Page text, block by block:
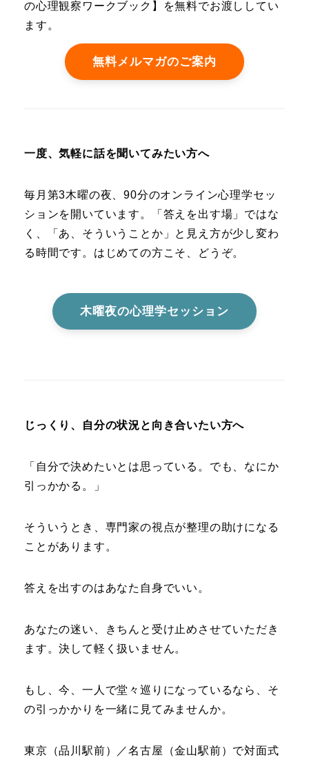
の心理観察ワークブック】を無料でお渡ししてい
ます。
無料メルマガのご案内
一度、気軽に話を聞いてみたい方へ
毎月第3木曜の夜、90分のオンライン心理学セッ
ションを開いています。「答えを出す場」ではな
く、「あ、そういうことか」と見え方が少し変わ
る時間です。はじめての方こそ、どうぞ。
木曜夜の心理学セッション
じっくり、自分の状況と向き合いたい方へ
「自分で決めたいとは思っている。でも、なにか
引っかかる。」
そういうとき、専門家の視点が整理の助けになる
ことがあります。
答えを出すのはあなた自身でいい。
あなたの迷い、きちんと受け止めさせていただき
ます。決して軽く扱いません。
もし、今、一人で堂々巡りになっているなら、そ
の引っかかりを一緒に見てみませんか。
東京（品川駅前）／名古屋（金山駅前）で対面式